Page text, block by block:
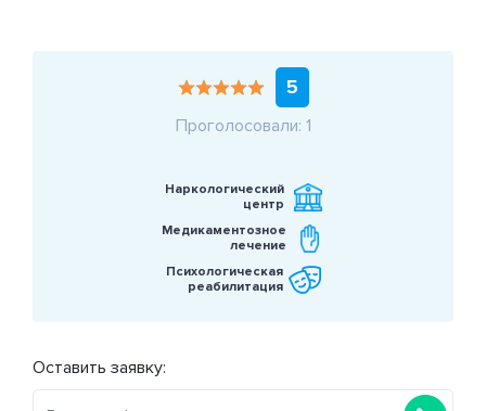
5
Проголосовали: 1
Наркологический
центр
Медикаментозное
лечение
Психологическая
реабилитация
Оставить заявку: